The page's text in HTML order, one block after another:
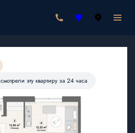
9 650 550 руб.
9 168 023 руб.
смотрели эту квартиру за 24 часа